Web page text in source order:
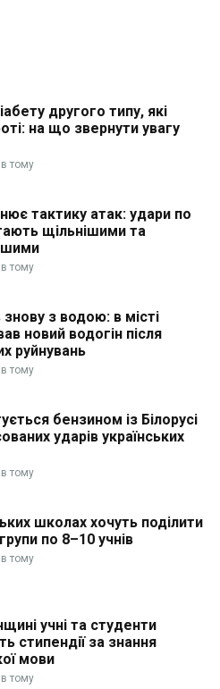
другого типу, які
на що звернути увагу
тому
тактику атак: удари по
щільнішими та
тому
з водою: в місті
новий водогін після
руйнувань
тому
бензином із Білорусі
ударів українських
тому
школах хочуть поділити
по 8–10 учнів
тому
учні та студенти
стипендії за знання
мови
тому